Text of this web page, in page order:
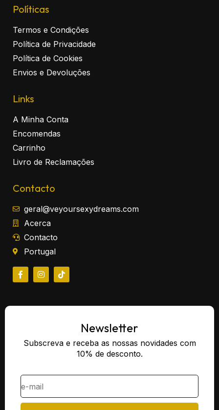
Políticas
Termos e Condições
Política de Privacidade
Política de Cookies
Envios e Devoluções
Links
A Minha Conta
Encomendas
Carrinho
Livro de Reclamações
Contacto
geral@veyoursexydreams.com
Acerca
Contacto
Portugal
Newsletter
Subscreva e receba as nossas novidades com
10% de desconto.